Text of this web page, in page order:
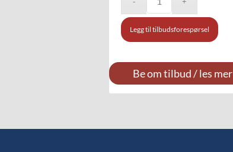
Legg til tilbudsforespørsel
Be om tilbud / les mer